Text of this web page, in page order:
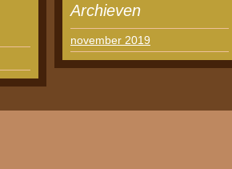
Archieven
november 2019